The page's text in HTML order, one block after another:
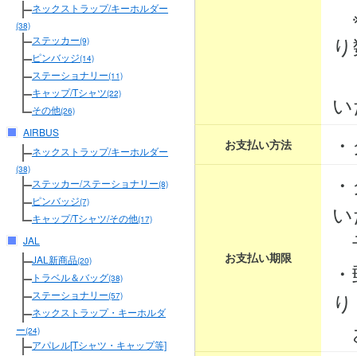
ネックストラップ/キーホルダー
(38)
ステッカー(9)
ピンバッジ(14)
ステーショナリー(11)
キャップ/Tシャツ(22)
その他(26)
AIRBUS
ネックストラップ/キーホルダー
(38)
ステッカー/ステーショナリー(8)
ピンバッジ(7)
キャップ/Tシャツ/その他(17)
JAL
JAL新商品(20)
トラベル＆バッグ(38)
ステーショナリー(57)
ネックストラップ・キーホルダ
ー(24)
アパレル[Tシャツ・キャップ等]
お支払い方法
お支払い期限